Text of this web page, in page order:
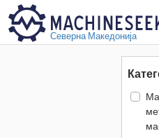
Северна Македонија